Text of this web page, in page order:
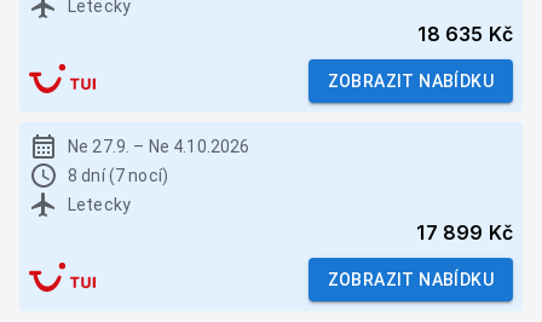
Letecky
18 635 Kč
ZOBRAZIT NABÍDKU
Ne 27.9. – Ne 4.10.2026
8 dní (7 nocí)
Letecky
17 899 Kč
ZOBRAZIT NABÍDKU